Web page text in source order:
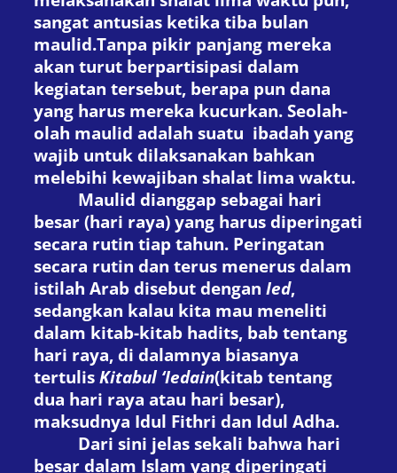
sangat antusias ketika tiba bulan
maulid.Tanpa pikir panjang mereka
akan turut berpartisipasi dalam
kegiatan tersebut, berapa pun dana
yang harus mereka kucurkan. Seolah-
olah maulid adalah suatu ibadah yang
wajib untuk dilaksanakan bahkan
melebihi kewajiban shalat lima waktu.
Maulid dianggap sebagai hari
besar (hari raya) yang harus diperingati
secara rutin tiap tahun. Peringatan
secara rutin dan terus menerus dalam
istilah Arab disebut dengan Ied,
sedangkan kalau kita mau meneliti
dalam kitab-kitab hadits, bab tentang
hari raya, di dalamnya biasanya
tertulis Kitabul ‘Iedain(kitab tentang
dua hari raya atau hari besar),
maksudnya Idul Fithri dan Idul Adha.
Dari sini jelas sekali bahwa hari
besar dalam Islam yang diperingati